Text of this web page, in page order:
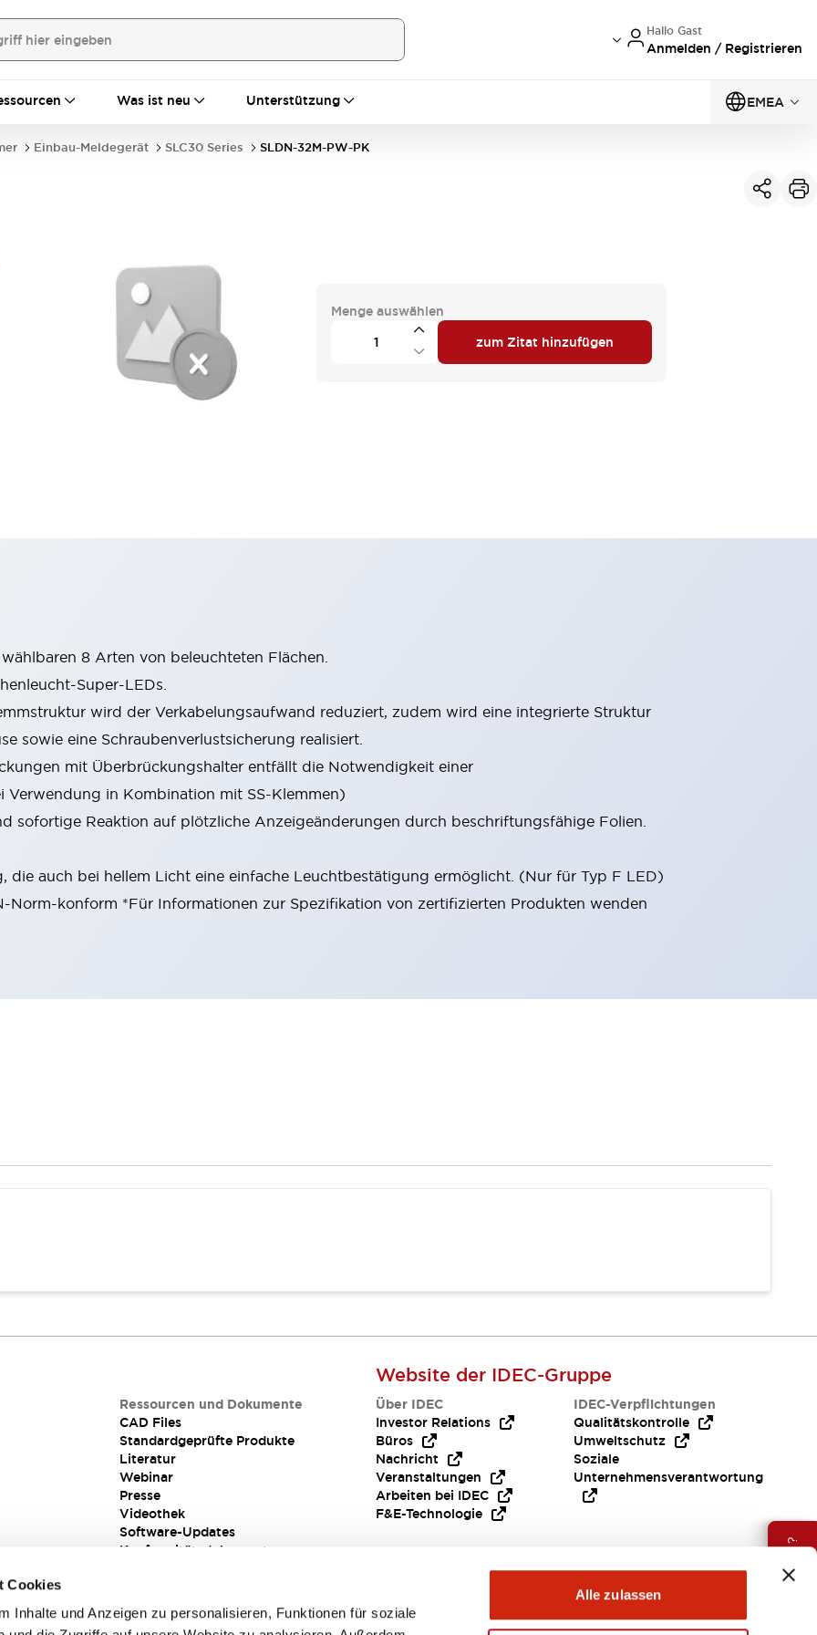
Cookies
Inhalte und Anzeigen zu personalisieren, Funktionen für soziale
Alle zulassen
Hallo Gast
Anmelden / Registrieren
Was ist neu Unterstützung EMEA
Brauche Hilfe ?
Einbau-Meldegerät SLC30 Series SLDN-32M-PW-PK
Menge auswählen
zum Zitat hinzufügen
8 Arten von beleuchteten Flächen.
Super-LEDs.
wird der Verkabelungsaufwand reduziert, zudem wird eine integrierte Struktur
sowie eine Schraubenverlustsicherung realisiert.
mit Überbrückungshalter entfällt die Notwendigkeit einer
in Kombination mit SS-Klemmen)
sofortige Reaktion auf plötzliche Anzeigeänderungen durch beschriftungsfähige Folien.
die auch bei hellem Licht eine einfache Leuchtbestätigung ermöglicht. (Nur für Typ F LED)
Norm-konform *Für Informationen zur Spezifikation von zertifizierten Produkten wenden
Ressourcen und Dokumente
CAD Files
Standardgeprüfte Produkte
Literatur
Webinar
Presse
Videothek
Software-Updates
Konformitätsdokumente
Website der IDEC-Gruppe
Über IDEC
Investor Relations
Büros
Nachricht
Veranstaltungen
Arbeiten bei IDEC
F&E-Technologie
IDEC-Verpflichtungen
Qualitätskontrolle
Umweltschutz
Soziale
Unternehmensverantwortung